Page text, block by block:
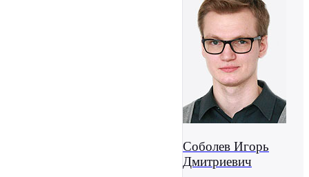
Соболев Игорь
Дмитриевич